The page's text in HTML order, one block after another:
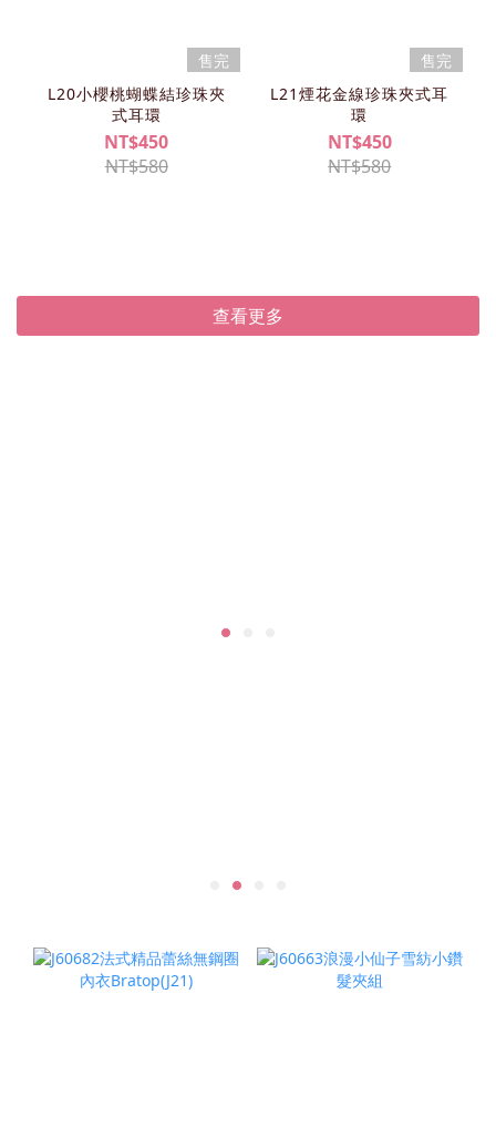
售完
L20小櫻桃蝴蝶結珍珠夾
式耳環
NT$450
NT$580
售完
L21煙花金線珍珠夾式耳
環
NT$450
NT$580
查看更多